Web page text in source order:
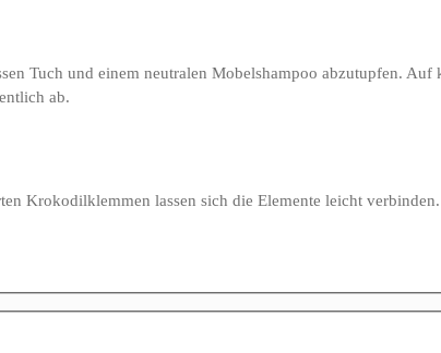
Tuch und einem neutralen Mobelshampoo abzutupfen.
ab.
Krokodilklemmen lassen sich die Elemente leicht